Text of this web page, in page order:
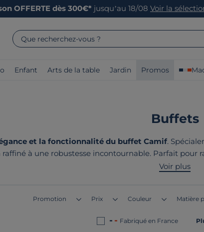
OFFERTE dès 300€* jusqu’au 18/08 Voir la
Que recherchez-vous ?
Enfant Arts de la table Jardin Promos
Buffets
et la fonctionnalité du buffet Camif.
à une robustesse incontournable. Parfait pour
contemporaine de Camif. Choisissez parmi
Voir plus
Promotion Prix Couleur Matière
Fabriqué en France